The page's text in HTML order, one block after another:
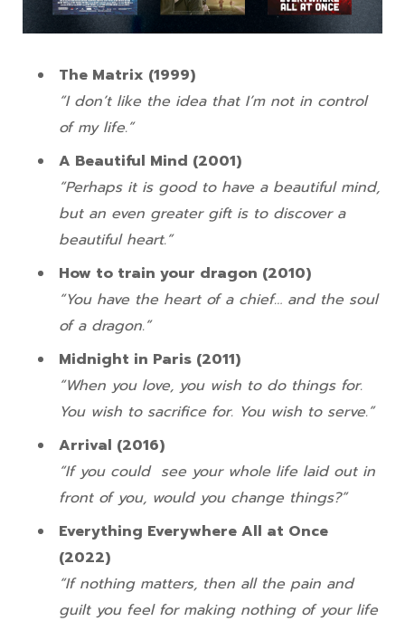
The Matrix (1999)
“I don’t like the idea that I’m not in control
of my life.”
A Beautiful Mind (2001)
“Perhaps it is good to have a beautiful mind,
but an even greater gift is to discover a
beautiful heart.”
How to train your dragon (2010)
“You have the heart of a chief… and the soul
of a dragon.”
Midnight in Paris (2011)
“When you love, you wish to do things for.
You wish to sacrifice for. You wish to serve.”
Arrival (2016)
“If you could see your whole life laid out in
front of you, would you change things?”
Everything Everywhere All at Once
(2022)
“If nothing matters, then all the pain and
guilt you feel for making nothing of your life